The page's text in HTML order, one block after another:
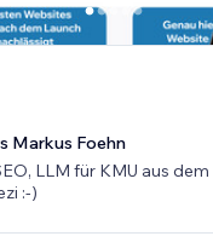
Markus Foehn
der
:-)